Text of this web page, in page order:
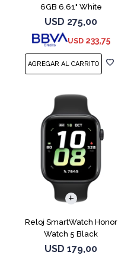
6GB 6.61" White
USD 275,00
USD 233,75
Reloj SmartWatch Honor
Watch 5 Black
USD 179,00